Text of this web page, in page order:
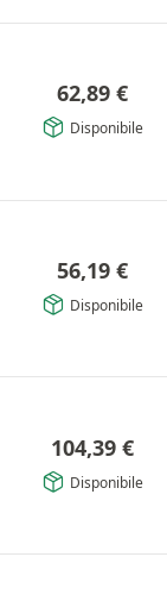
62,89 €
Disponibile
56,19 €
Disponibile
104,39 €
Disponibile